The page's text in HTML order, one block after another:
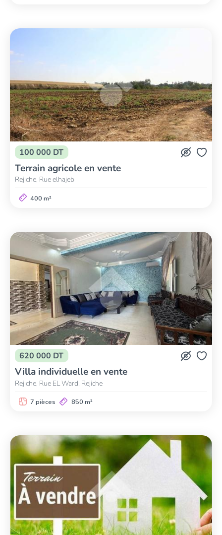
100 000 DT
Terrain agricole en vente
Rejiche, Rue elhajeb
400 m²
620 000 DT
Villa individuelle en vente
Rejiche, Rue EL Ward, Rejiche
7 pièces 850 m²